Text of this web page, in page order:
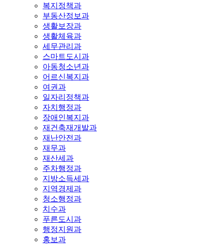
복지정책과
부동산정보과
생활보장과
생활체육과
세무관리과
스마트도시과
아동청소년과
어르신복지과
여권과
일자리정책과
자치행정과
장애인복지과
재건축재개발과
재난안전과
재무과
재산세과
주차행정과
지방소득세과
지역경제과
청소행정과
치수과
푸른도시과
행정지원과
홍보과